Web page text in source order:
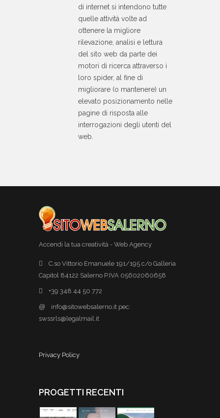
di internet si intendono tutte
quelle attività volte ad
ottenere la migliore
rilevazione, analisi e lettura
del sito web da parte dei
motori di ricerca attraverso i
loro spider, al fine di
migliorare (o mantenere) un
elevato posizionamento nelle
pagine di risposta alle
interrogazioni degli utenti del
web.
Accendi la tua creatività - Web Agency
C.so Vittorio Emanuele 191/195 c/o Galleria
Capitol 84122 Salerno P.IVA 05602060658
+39 348 44 50 772
@
info@sitowebsalerno.it pec:
swssrls@legalmail.it
Privacy Policy
PROGETTI RECENTI